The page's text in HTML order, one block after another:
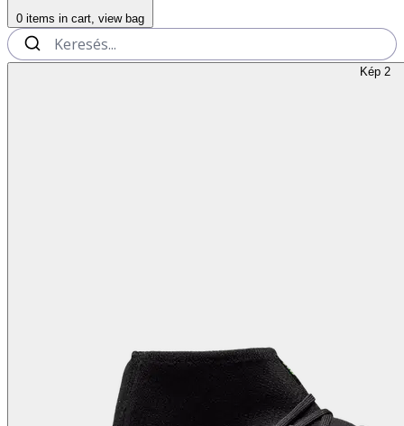
0 items in cart, view bag
Kép 2